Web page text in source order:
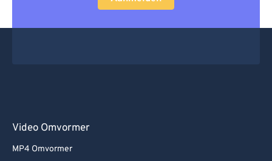
Video Omvormer
MP4 Omvormer